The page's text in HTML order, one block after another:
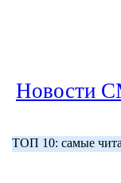
Новости
ТОП 10: самые